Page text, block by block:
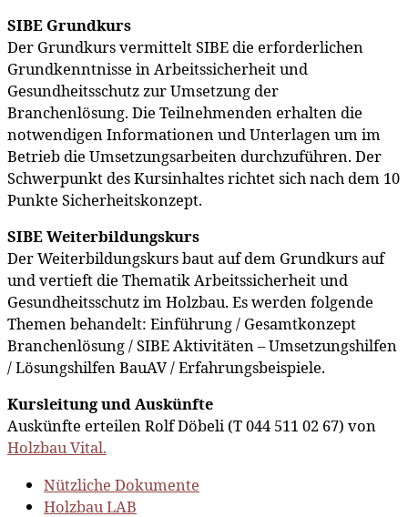
SIBE Grundkurs
Der Grundkurs vermittelt SIBE die erforderlichen
Grundkenntnisse in Arbeitssicherheit und
Gesundheitsschutz zur Umsetzung der
Branchenlösung. Die Teilnehmenden erhalten die
notwendigen Informationen und Unterlagen um im
Betrieb die Umsetzungsarbeiten durchzuführen. Der
Schwerpunkt des Kursinhaltes richtet sich nach dem 10
Punkte Sicherheitskonzept.
SIBE Weiterbildungskurs
Der Weiterbildungskurs baut auf dem Grundkurs auf
und vertieft die Thematik Arbeitssicherheit und
Gesundheitsschutz im Holzbau. Es werden folgende
Themen behandelt: Einführung / Gesamtkonzept
Branchenlösung / SIBE Aktivitäten – Umsetzungshilfen
/ Lösungshilfen BauAV / Erfahrungsbeispiele.
Kursleitung und Auskünfte
Auskünfte erteilen Rolf Döbeli (T 044 511 02 67) von
Holzbau Vital.
Nützliche Dokumente
Holzbau LAB